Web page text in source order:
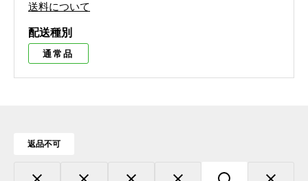
送料について
配送種別
通常品
返品不可